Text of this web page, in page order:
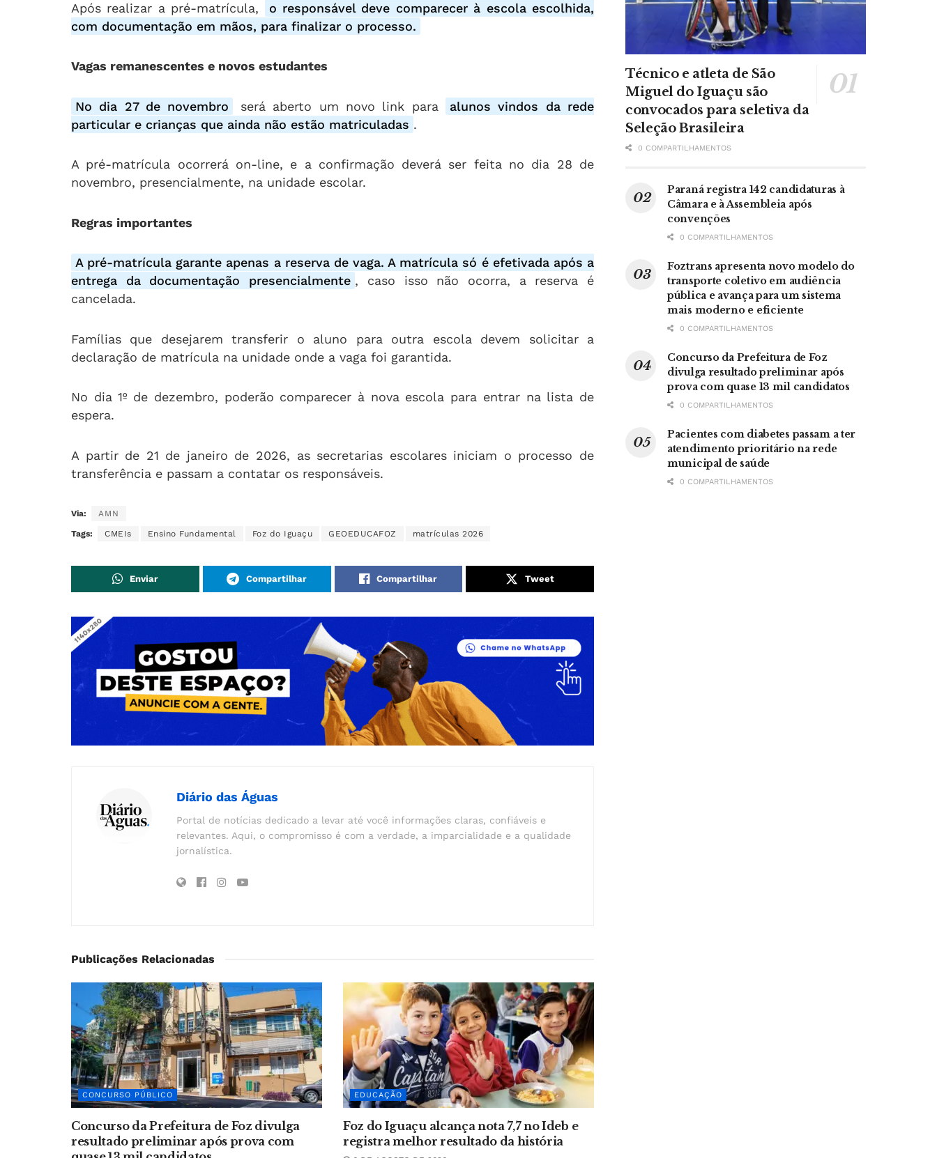
Após realizar a pré-matrícula,
o responsável deve comparecer à escola escolhida,
com documentação em mãos, para finalizar o processo.
Vagas remanescentes e novos estudantes
No dia 27 de novembro será aberto um novo link para
alunos vindos da rede
particular e crianças que ainda não estão matriculadas .
A pré-matrícula ocorrerá on-line, e a confirmação deverá ser feita no dia 28 de
novembro, presencialmente, na unidade escolar.
Regras importantes
A pré-matrícula garante apenas a reserva de vaga. A matrícula só é efetivada após a
entrega da documentação presencialmente , caso isso não ocorra, a reserva é
cancelada.
Famílias que desejarem transferir o aluno para outra escola devem solicitar a
declaração de matrícula na unidade onde a vaga foi garantida.
No dia 1º de dezembro, poderão comparecer à nova escola para entrar na lista de
espera.
A partir de 21 de janeiro de 2026, as secretarias escolares iniciam o processo de
transferência e passam a contatar os responsáveis.
Via: AMN
Tags: CMEIs Ensino Fundamental Foz do Iguaçu GEOEDUCAFOZ matrículas 2026
Enviar Compartilhar Compartilhar Tweet
Diário das Águas
Portal de notícias dedicado a levar até você informações claras, confiáveis e
relevantes. Aqui, o compromisso é com a verdade, a imparcialidade e a qualidade
jornalística.
Publicações Relacionadas
CONCURSO PÚBLICO
Concurso da Prefeitura de Foz divulga
resultado preliminar após prova com
EDUCAÇÃO
Foz do Iguaçu alcança nota 7,7 no Ideb e
registra melhor resultado da história
Técnico e atleta de São
Miguel do Iguaçu são
convocados para seletiva da
Seleção Brasileira
0 COMPARTILHAMENTOS
Paraná registra 142 candidaturas à
Câmara e à Assembleia após
convenções
0 COMPARTILHAMENTOS
Foztrans apresenta novo modelo do
transporte coletivo em audiência
pública e avança para um sistema
mais moderno e eficiente
0 COMPARTILHAMENTOS
Concurso da Prefeitura de Foz
divulga resultado preliminar após
prova com quase 13 mil candidatos
0 COMPARTILHAMENTOS
Pacientes com diabetes passam a ter
atendimento prioritário na rede
municipal de saúde
0 COMPARTILHAMENTOS